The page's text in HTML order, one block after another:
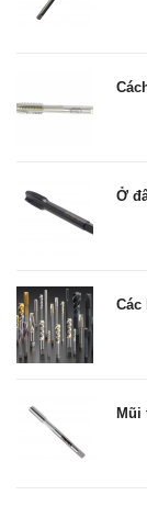
Ở
Các
Mũi